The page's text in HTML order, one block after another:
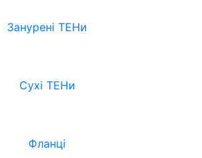
Занурені ТЕНи
Сухі ТЕНи
Фланці